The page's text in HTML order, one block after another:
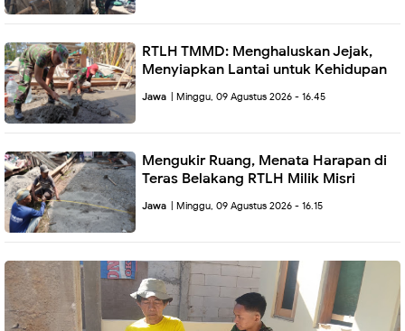
RTLH TMMD: Menghaluskan Jejak,
Menyiapkan Lantai untuk Kehidupan
Jawa | Minggu, 09 Agustus 2026 - 16.45
Mengukir Ruang, Menata Harapan di
Teras Belakang RTLH Milik Misri
Jawa | Minggu, 09 Agustus 2026 - 16.15